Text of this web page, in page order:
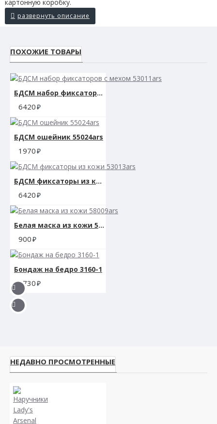
картонную коробку.
ПОХОЖИЕ ТОВАРЫ
БДСМ набор фиксаторов с мехом 53011ars
6420
БДСМ ошейник 55024ars
1970
БДСМ фиксаторы из кожи 53013ars
6420
Белая маска из кожи 58009ars
900
Бондаж на бедро 3160-1
1730
НЕДАВНО ПРОСМОТРЕННЫЕ